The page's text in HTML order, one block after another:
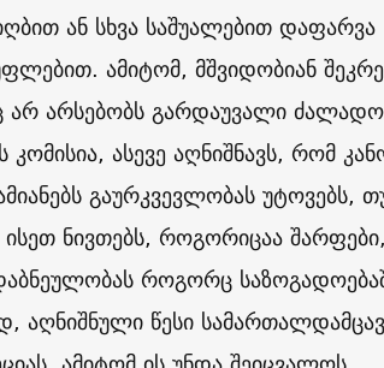
ან სხვა საშუალებით დაფარვა
ამიტომ, მშვიდობიან
არსებობს გარდაუვალი
ასევე აღნიშნავს, რომ
გაურკვევლობას უტოვებს,
ნივთებს, როგორიცაა
როგორც
აღნიშნული წესი სამართალდამცავ